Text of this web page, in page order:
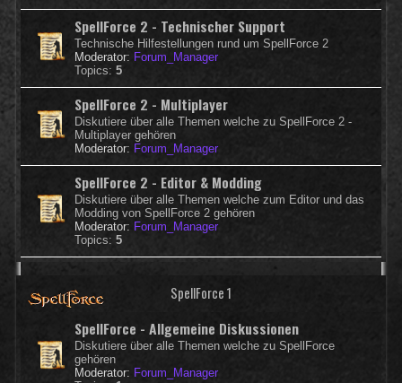
SpellForce 2 - Technischer Support
Technische Hilfestellungen rund um SpellForce 2
Moderator: Forum_Manager
Topics: 5
SpellForce 2 - Multiplayer
Diskutiere über alle Themen welche zu SpellForce 2 -
Multiplayer gehören
Moderator: Forum_Manager
SpellForce 2 - Editor & Modding
Diskutiere über alle Themen welche zum Editor und das
Modding von SpellForce 2 gehören
Moderator: Forum_Manager
Topics: 5
SpellForce 1
SpellForce - Allgemeine Diskussionen
Diskutiere über alle Themen welche zu SpellForce
gehören
Moderator: Forum_Manager